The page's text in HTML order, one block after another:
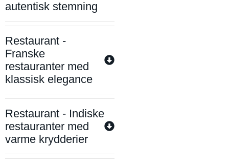
autentisk stemning
Restaurant -
Franske
restauranter med
klassisk elegance
Restaurant - Indiske
restauranter med
varme krydderier